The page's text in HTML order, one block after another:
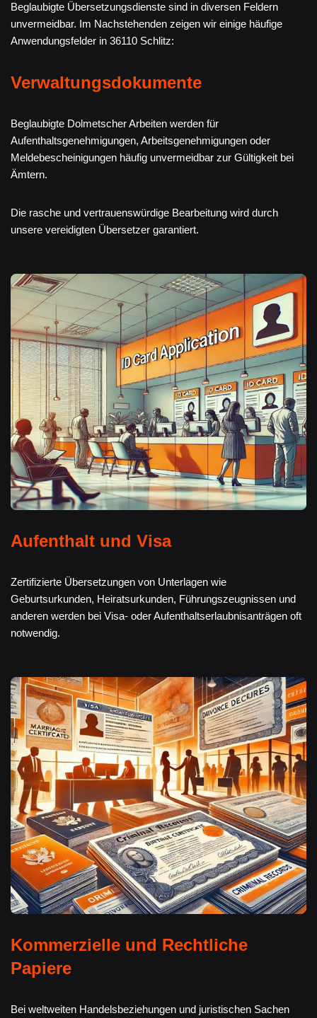
Beglaubigte Übersetzungsdienste sind in diversen Feldern
unvermeidbar. Im Nachstehenden zeigen wir einige häufige
Anwendungsfelder in 36110 Schlitz:
Verwaltungsdokumente
Beglaubigte Dolmetscher Arbeiten werden für
Aufenthaltsgenehmigungen, Arbeitsgenehmigungen oder
Meldebescheinigungen häufig unvermeidbar zur Gültigkeit bei
Ämtern.
Die rasche und vertrauenswürdige Bearbeitung wird durch
unsere vereidigten Übersetzer garantiert.
Aufenthalt und Visa
Zertifizierte Übersetzungen von Unterlagen wie
Geburtsurkunden, Heiratsurkunden, Führungszeugnissen und
anderen werden bei Visa- oder Aufenthaltserlaubnisanträgen oft
notwendig.
Kommerzielle und Rechtliche
Papiere
Bei weltweiten Handelsbeziehungen und juristischen Sachen